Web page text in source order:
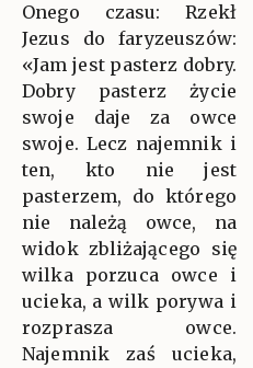
Onego czasu: Rzekł
Jezus do faryzeuszów:
«Jam jest pasterz dobry.
Dobry pasterz życie
swoje daje za owce
swoje. Lecz najemnik i
ten, kto nie jest
pasterzem, do którego
nie należą owce, na
widok zbliżającego się
wilka porzuca owce i
ucieka, a wilk porywa i
rozprasza owce.
Najemnik zaś ucieka,